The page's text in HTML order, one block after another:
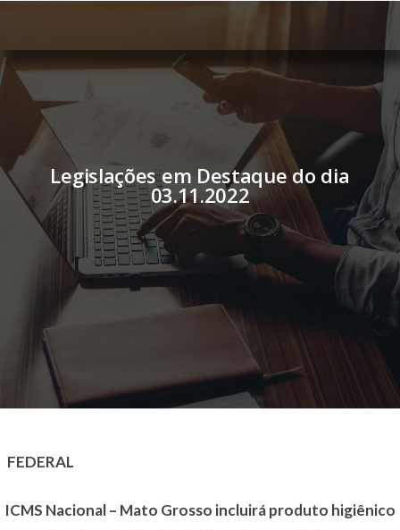
Legislações em Destaque do dia
03.11.2022
FEDERAL
ICMS Nacional – Mato Grosso incluirá produto higiênico